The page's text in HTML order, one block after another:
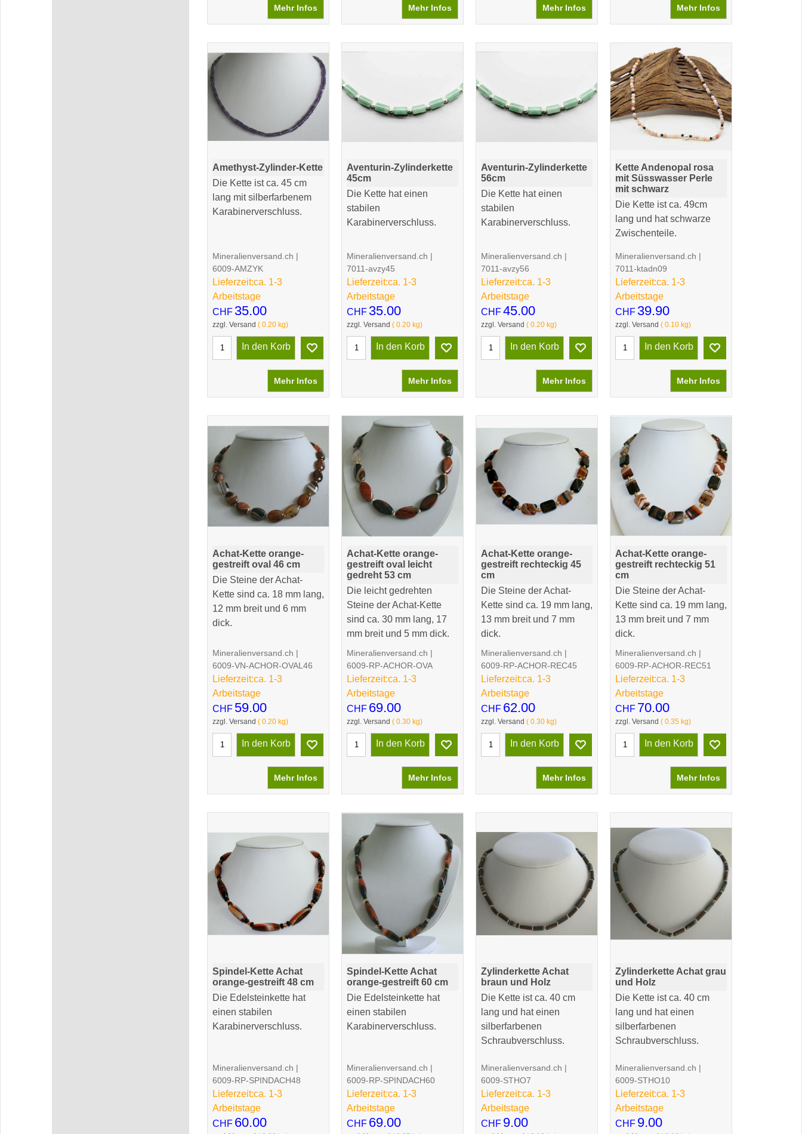
Mehr Infos Mehr Infos Mehr Infos Mehr Infos
Amethyst-Zylinder-Kette
Die Kette ist ca. 45 cm
lang mit silberfarbenem
Karabinerverschluss.
CHF 35.00
zzgl. Versand 0.20 kg
Mineralienversand.ch
6009-AMZYK
Lieferzeit:ca. 1-3
Arbeitstage
In den Korb
Mehr Infos
Aventurin-Zylinderkette
45cm
Die Kette hat einen
stabilen
Karabinerverschluss.
CHF 35.00
zzgl. Versand 0.20 kg
Mineralienversand.ch
7011-avzy45
Lieferzeit:ca. 1-3
Arbeitstage
In den Korb
Mehr Infos
Aventurin-Zylinderkette
56cm
Die Kette hat einen
stabilen
Karabinerverschluss.
CHF45.00
zzgl. Versand 0.20 kg
Mineralienversand.ch
7011-avzy56
Lieferzeit:ca. 1-3
Arbeitstage
In den Korb
Mehr Infos
Kette Andenopal rosa
mit Süsswasser Perle
mit schwarz
Die Kette ist ca. 49cm
lang und hat schwarze
Zwischenteile.
CHF 39.90
zzgl. Versand 0.10 kg
Mineralienversand.ch
7011-ktadn09
Lieferzeit:ca. 1-3
Arbeitstage
In den Korb
Mehr Infos
Achat-Kette orange-
gestreift oval 46 cm
Die Steine der Achat-
Kette sind ca. 18 mm lang,
12 mm breit und 6 mm
dick.
CHF 59.00
zzgl. Versand 0.20 kg
Mineralienversand.ch
6009-VN-ACHOR-OVAL46
Lieferzeit:ca. 1-3
Arbeitstage
In den Korb
Mehr Infos
Achat-Kette orange-
gestreift oval leicht
gedreht 53 cm
Die leicht gedrehten
Steine der Achat-Kette
sind ca. 30 mm lang, 17
mm breit und 5 mm dick.
CHF 69.00
zzgl. Versand 0.30 kg
Mineralienversand.ch
6009-RP-ACHOR-OVA
Lieferzeit:ca. 1-3
Arbeitstage
In den Korb
Mehr Infos
Achat-Kette orange-
gestreift rechteckig 45
cm
Die Steine der Achat-
Kette sind ca. 19 mm lang,
13 mm breit und 7 mm
dick.
CHF 62.00
zzgl. Versand 0.30 kg
Mineralienversand.ch
6009-RP-ACHOR-REC45
Lieferzeit:ca. 1-3
Arbeitstage
In den Korb
Mehr Infos
Achat-Kette orange-
gestreift rechteckig 51
cm
Die Steine der Achat-
Kette sind ca. 19 mm lang,
13 mm breit und 7 mm
dick.
CHF 70.00
zzgl. Versand 0.35 kg
Mineralienversand.ch
6009-RP-ACHOR-REC51
Lieferzeit:ca. 1-3
Arbeitstage
In den Korb
Mehr Infos
Spindel-Kette Achat
orange-gestreift 48 cm
Die Edelsteinkette hat
einen stabilen
Karabinerverschluss.
CHF 60.00
Mineralienversand.ch
6009-RP-SPINDACH48
Lieferzeit:ca. 1-3
Arbeitstage
Spindel-Kette Achat
orange-gestreift 60 cm
Die Edelsteinkette hat
einen stabilen
Karabinerverschluss.
CHF 69.00
Mineralienversand.ch
6009-RP-SPINDACH60
Lieferzeit:ca. 1-3
Arbeitstage
Zylinderkette Achat
braun und Holz
Die Kette ist ca. 40 cm
lang und hat einen
silberfarbenen
Schraubverschluss.
CHF 9.00
Mineralienversand.ch
6009-STHO7
Lieferzeit:ca. 1-3
Arbeitstage
Zylinderkette Achat grau
und Holz
Die Kette ist ca. 40 cm
lang und hat einen
silberfarbenen
Schraubverschluss.
CHF 9.00
Mineralienversand.ch
6009-STHO10
Lieferzeit:ca. 1-3
Arbeitstage